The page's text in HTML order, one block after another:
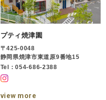
プティ焼津園
〒425-0048
静岡県焼津市東道原9番地15
Tel：054-686-2388
view more